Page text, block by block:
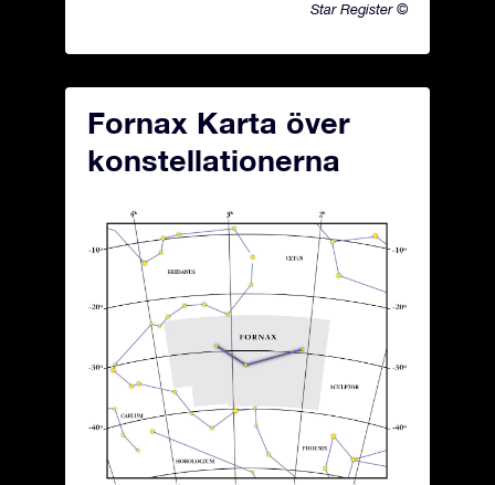
Star Register ©
Fornax Karta över
konstellationerna